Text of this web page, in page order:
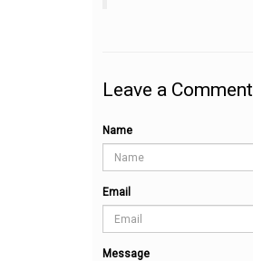
Leave a Comment
Name
Email
Message